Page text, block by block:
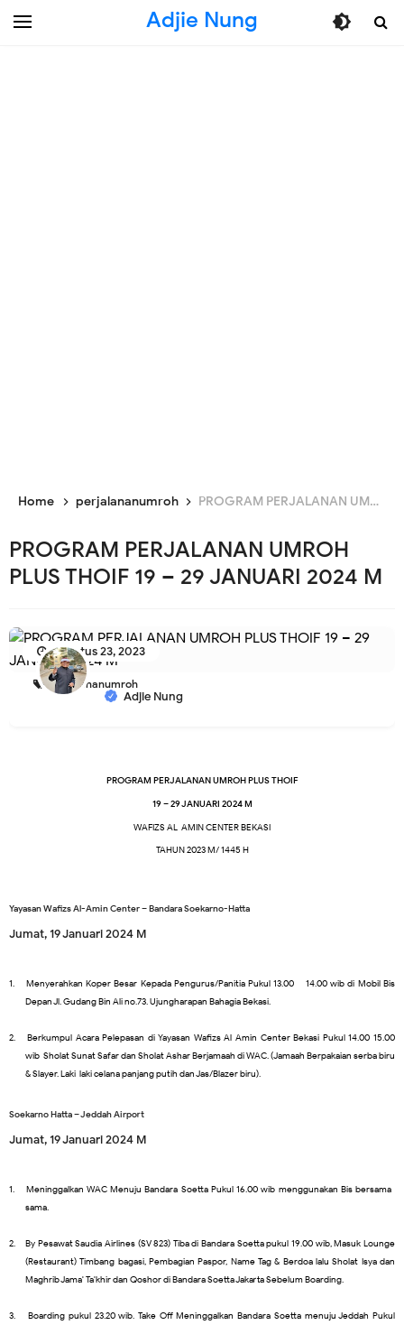
Adjie Nung
Home perjalananumroh PROGRAM PERJALANAN UMROH PLUS THOIF 19 – 29 JANUARI 2024 M
PROGRAM PERJALANAN UMROH
PLUS THOIF 19 – 29 JANUARI 2024 M
perjalananumroh
Adjie Nung
Agustus 23, 2023
PROGRAM PERJALANAN UMROH PLUSTHOIF
19 – 29 JANUARI 2024 M
WAFIZS AL-AMIN CENTER BEKASI
TAHUN 2023M/ 1445 H
Yayasan Wafizs Al-Amin Center – Bandara Soekarno-Hatta
Jumat, 19 Januari 2024 M
1.
Menyerahkan Koper Besar Kepada Pengurus/Panitia Pukul 13.00 – 14.00 wib di Mobil Bis
Depan Jl. Gudang Bin Ali no.73. Ujungharapan Bahagia Bekasi.
2.
Berkumpul Acara Pelepasan di Yayasan Wafizs Al-Amin Center Bekasi Pukul 14.00-15.00
wib Sholat Sunat Safar dan Sholat Ashar Berjamaah di WAC. (Jamaah Berpakaian serba biru
& Slayer. Laki-laki celana panjang putih dan Jas/Blazer biru).
Soekarno Hatta – Jeddah Airport
Jumat, 19 Januari 2024 M
1.
Meninggalkan WAC Menuju Bandara Soetta Pukul 16.00 wib menggunakan Bis bersama-
sama.
2.
By Pesawat Saudia Airlines (SV 823) Tiba di Bandara Soetta pukul 19.00 wib, Masuk Lounge
(Restaurant) Timbang bagasi, Pembagian Paspor, Name Tag & Berdoa lalu Sholat Isya dan
Maghrib Jama' Ta'khir dan Qoshor di Bandara Soetta Jakarta Sebelum Boarding.
3.
Boarding pukul 23.20 wib. Take Off Meninggalkan Bandara Soetta menuju Jeddah Pukul